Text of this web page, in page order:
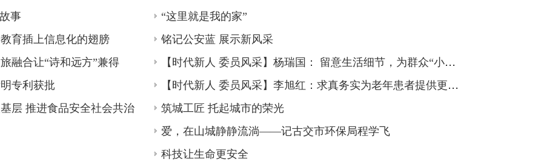
事
“这里就是我的家”
育插上信息化的翅膀
铭记公安蓝 展示新风采
融合让“诗和远方”兼得
【时代新人 委员风采】杨瑞国： 留意生活细节，为群众“小事”鼓与呼
专利获批
【时代新人 委员风采】李旭红：求真务实为老年患者提供更优质的医疗服务
层 推进食品安全社会共治
筑城工匠 托起城市的荣光
爱，在山城静静流淌——记古交市环保局程学飞
科技让生命更安全